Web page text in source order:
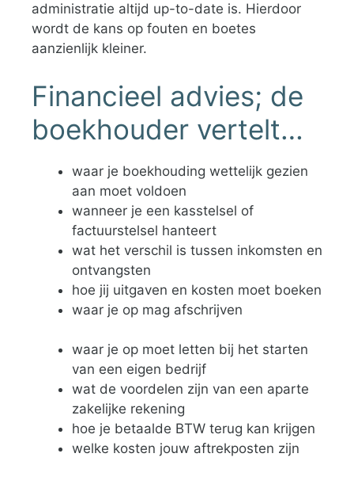
administratie altijd up-to-date is. Hierdoor
wordt de kans op fouten en boetes
aanzienlijk kleiner.
Financieel advies; de
boekhouder vertelt…
waar je boekhouding wettelijk gezien
aan moet voldoen
wanneer je een kasstelsel of
factuurstelsel hanteert
wat het verschil is tussen inkomsten en
ontvangsten
hoe jij uitgaven en kosten moet boeken
waar je op mag afschrijven
waar je op moet letten bij het starten
van een eigen bedrijf
wat de voordelen zijn van een aparte
zakelijke rekening
hoe je betaalde BTW terug kan krijgen
welke kosten jouw aftrekposten zijn